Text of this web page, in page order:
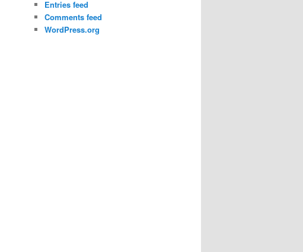
Entries feed
Comments feed
WordPress.org